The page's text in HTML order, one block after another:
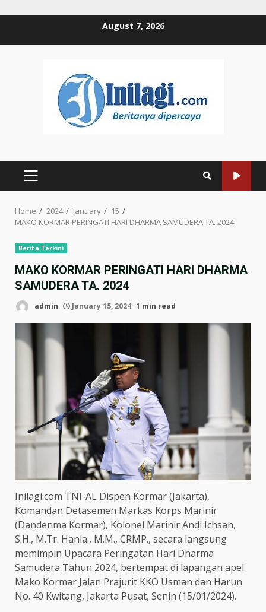
August 7, 2026
PRIMARY
Home 2024 January
15
MAKO KORMAR PERINGATI HARI DHARMA SAMUDERA TA. 2024
Berita Terkini
MAKO KORMAR PERINGATI HARI DHARMA
SAMUDERA TA. 2024
admin January 15, 2024 1 min read
Inilagi.com TNI-AL Dispen Kormar (Jakarta),
Komandan Detasemen Markas Korps Marinir
(Dandenma Kormar), Kolonel Marinir Andi Ichsan,
S.H., M.Tr. Hanla., M.M., CRMP., secara langsung
memimpin Upacara Peringatan Hari Dharma
Samudera Tahun 2024, bertempat di lapangan apel
Mako Kormar Jalan Prajurit KKO Usman dan Harun
No. 40 Kwitang, Jakarta Pusat, Senin (15/01/2024).